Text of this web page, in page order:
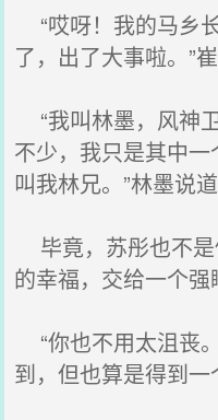
“哎呀！我的马乡
了，出了大事啦。”
“我叫林墨，风神
不少，我只是其中
叫我林兄。”林墨说道
毕竟，苏彤也不
的幸福，交给一个强
“你也不用太沮丧
到，但也算是得到一